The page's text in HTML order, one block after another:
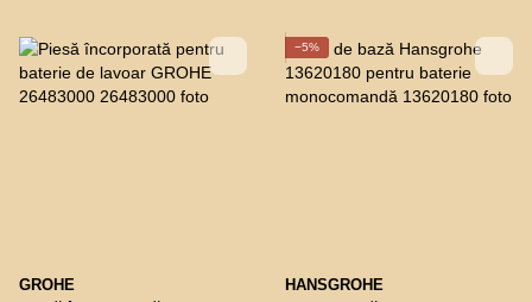
GROHE
−5%
HANSGROHE